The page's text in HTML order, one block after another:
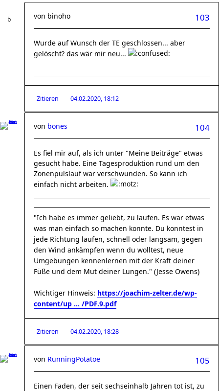
103
von binoho
Wurde auf Wunsch der TE geschlossen... aber
gelöscht? das wär mir neu...
Zitieren 04.02.2020, 18:12
104
von bones
Es fiel mir auf, als ich unter "Meine Beiträge" etwas
gesucht habe. Eine Tagesproduktion rund um den
Zonenpulslauf war verschwunden. So kann ich
einfach nicht arbeiten.
"Ich habe es immer geliebt, zu laufen. Es war etwas
was man einfach so machen konnte. Du konntest in
jede Richtung laufen, schnell oder langsam, gegen
den Wind ankämpfen wenn du wolltest, neue
Umgebungen kennenlernen mit der Kraft deiner
Füße und dem Mut deiner Lungen." (Jesse Owens)
Wichtiger Hinweis: https://joachim-zelter.de/wp-
content/up ... /PDF.9.pdf
Zitieren 04.02.2020, 18:28
105
von RunningPotatoe
Einen Faden, der seit sechseinhalb Jahren tot ist, zu